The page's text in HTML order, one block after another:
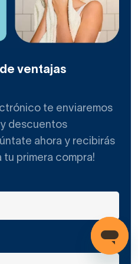
industrial, clásico renovado
para tu
con vidrio acanalado, los
estéticamente son:
en reformas de baño
industriales, nórdicos y
ventajas
te enviaremos
descuentos
ahora y recibirás
primera compra!